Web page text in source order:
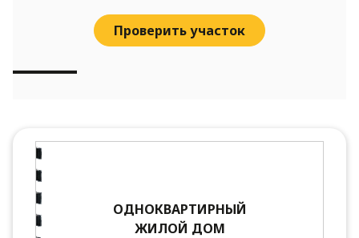
Проверить участок
ОДНОКВАРТИРНЫЙ
ЖИЛОЙ ДОМ